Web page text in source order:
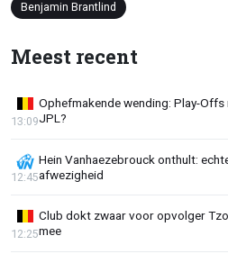
Benjamin Brantlind
Meest recent
Ophefmakende wending: Play-Offs
JPL?
13:09
Hein Vanhaezebrouck onthult:
afwezigheid
12:45
Club dokt zwaar voor opvolger
mee
12:25